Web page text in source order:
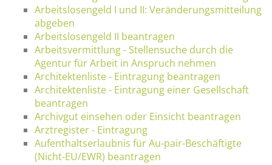
Arbeitslosengeld I und II: Veränderungsmitteilung
abgeben
Arbeitslosengeld II beantragen
Arbeitsvermittlung - Stellensuche durch die
Agentur für Arbeit in Anspruch nehmen
Architektenliste - Eintragung beantragen
Architektenliste - Eintragung einer Gesellschaft
beantragen
Archivgut einsehen oder Einsicht beantragen
Arztregister - Eintragung
Aufenthaltserlaubnis für Au-pair-Beschäftigte
(Nicht-EU/EWR) beantragen